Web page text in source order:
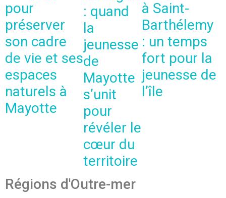
pour
préserver
son cadre
de vie et ses
espaces
naturels à
Mayotte
: quand
la
jeunesse
de
Mayotte
s’unit
pour
révéler le
cœur du
territoire
à Saint-
Barthélemy
: un temps
fort pour la
jeunesse de
l’île
Régions d'Outre-mer